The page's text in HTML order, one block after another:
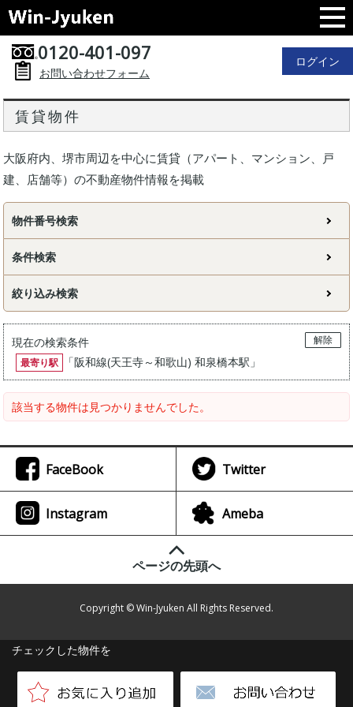
0120-401-097
お問い合わせフォーム
ログイン
賃貸物件
大阪府内、堺市周辺を中心に賃貸（アパート、マンション、戸
建、店舗等）の不動産物件情報を掲載
物件番号検索
条件検索
絞り込み検索
現在の検索条件
解除
最寄り駅
「阪和線(天王寺～和歌山) 和泉橋本駅 」
該当する物件は見つかりませんでした。
チェックした物件を
FaceBook Twitter
Instagram Ameba
ページの先頭へ
Copyright © Win-Jyuken All Rights Reserved.